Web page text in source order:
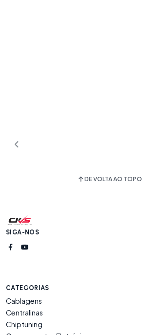
DE VOLTA AO TOPO
SIGA-NOS
CATEGORIAS
Cablagens
Centralinas
Chiptuning